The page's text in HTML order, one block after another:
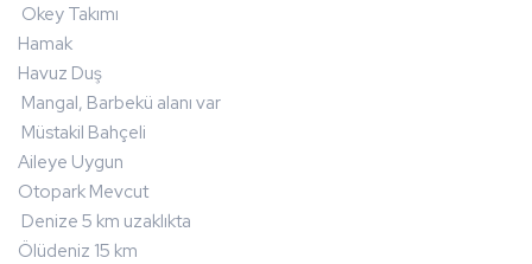
Okey Takımı
Hamak
Havuz Duş
Mangal, Barbekü alanı var
Müstakil Bahçeli
Aileye Uygun
Otopark Mevcut
Denize 5 km uzaklıkta
Ölüdeniz 15 km